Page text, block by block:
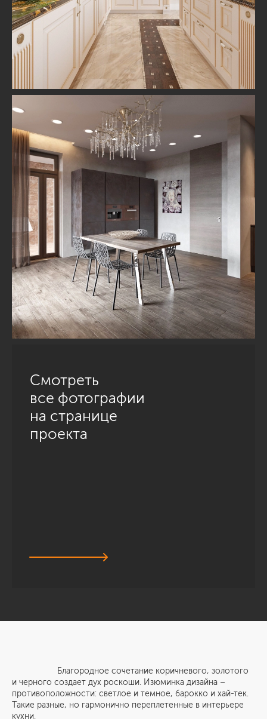
Смотреть
все фотографии
на странице
проекта
Благородное сочетание коричневого, золотого
и черного создает дух роскоши. Изюминка дизайна –
противоположности: светлое и темное, барокко и хай-тек.
Такие разные, но гармонично переплетенные в интерьере
кухни.